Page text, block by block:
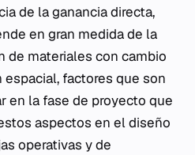
de la ganancia directa,
en gran medida de la
de materiales con cambio
factores que son
en la fase de proyecto que
aspectos en el diseño
operativas y de